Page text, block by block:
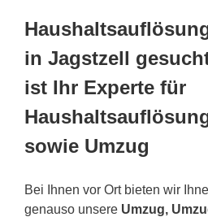
in Jagstzell
ist Ihr Experte für
sowie Umzug
Bei Ihnen vor Ort bieten wir
genauso unsere Umzug,